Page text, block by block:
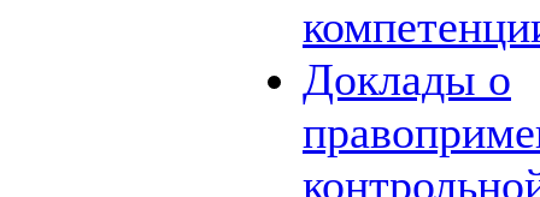
Доклады о